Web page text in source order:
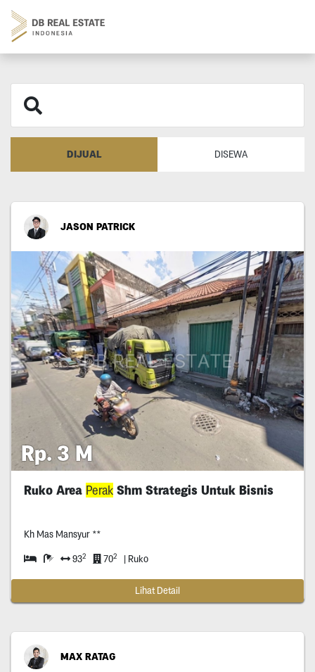
DIJUAL DISEWA
JASON PATRICK
Rp. 3 M
Ruko Area PerakShm Strategis Untuk Bisnis
Kh Mas Mansyur **
932 702 | Ruko
Lihat Detail
MAX RATAG